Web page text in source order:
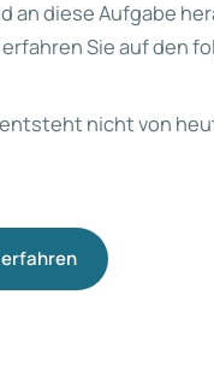
an diese Aufgabe
Sie auf den
nicht von